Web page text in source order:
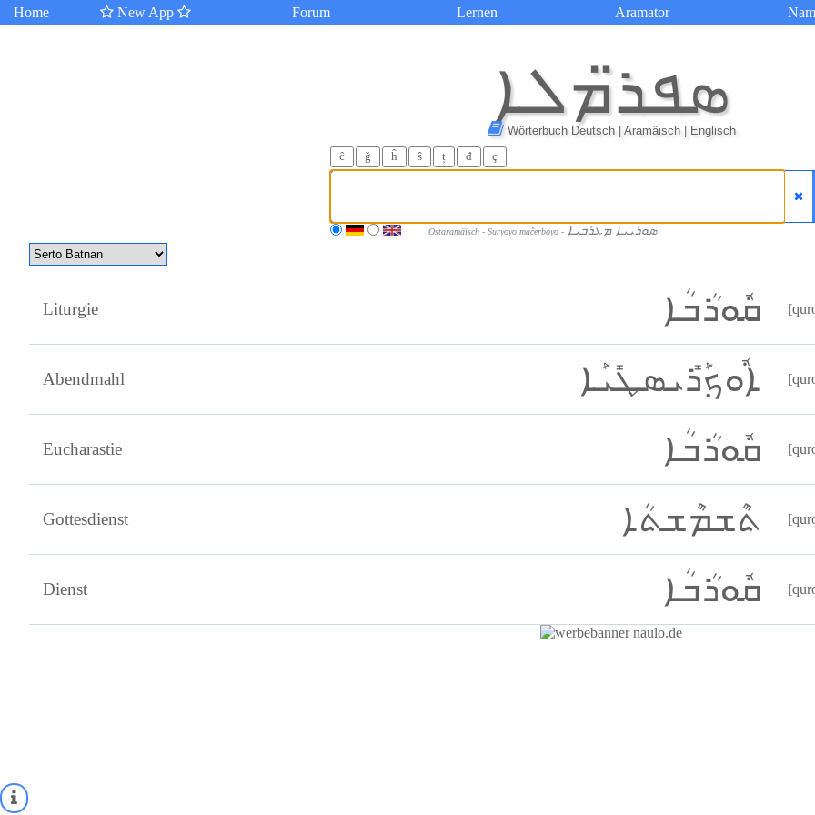
Home New App Forum Lernen Aramator
ܣܦܪ̈ܡܠܐ
Wörterbuch Deutsch | Aramäisch | Englisch
ĉ ğ ĥ ŝ ț đ ç
Ostaramäisch - Suryoyo maĉerboyo - ܣܘܪܝܝܐ ܡܥܪܒܝܐ
Liturgie ܩܽܘܪܳܒܳܐ
Abendmahl ܐܽܘܟ݂ܰܪܺܝܣܛܺܝܰܐ
Eucharastie ܩܽܘܪܳܒܳܐ
Gottesdienst ܬܶܫܡܶܫܬܳܐ
Dienst ܩܽܘܪܳܒܳܐ